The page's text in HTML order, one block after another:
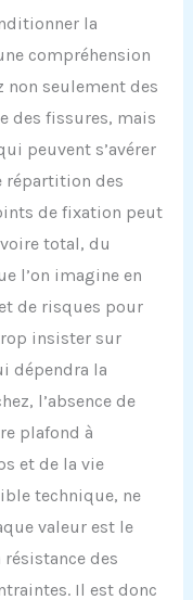
la
compréhension
non seulement des
des fissures, mais
peuvent s’avérer
répartition des
de fixation peut
total, du
l’on imagine en
de risques pour
insister sur
dépendra la
l’absence de
plafond à
et de la vie
technique, ne
valeur est le
des
Il est donc